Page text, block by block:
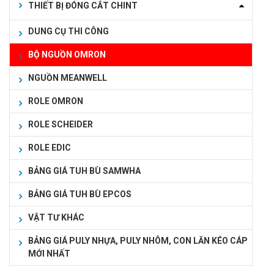
THIẾT BỊ ĐÓNG CẮT CHINT
DUNG CỤ THI CÔNG
BỘ NGUỒN OMRON
NGUỒN MEANWELL
ROLE OMRON
ROLE SCHEIDER
ROLE EDIC
BẢNG GIÁ TUH BÙ SAMWHA
BẢNG GIÁ TUH BÙ EPCOS
VẬT TƯ KHÁC
BẢNG GIÁ PULY NHỰA, PULY NHÔM, CON LĂN KÉO CÁP
MỚI NHẤT